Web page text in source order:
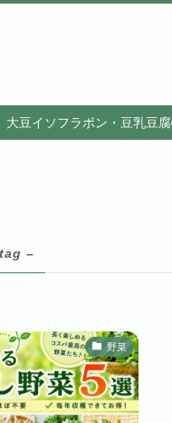
大豆イソフラボン・豆乳豆腐
–
野菜